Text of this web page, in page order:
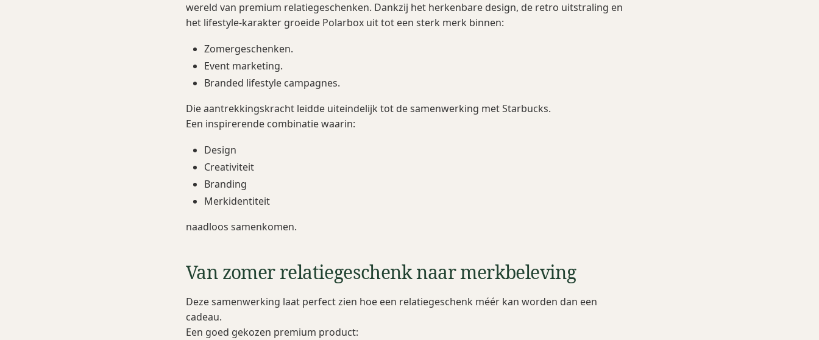
wereld van premium relatiegeschenken. Dankzij het herkenbare design, de retro uitstraling en
het lifestyle-karakter groeide Polarbox uit tot een sterk merk binnen:
Zomergeschenken.
Event marketing.
Branded lifestyle campagnes.
Die aantrekkingskracht leidde uiteindelijk tot de samenwerking met Starbucks.
Een inspirerende combinatie waarin:
Design
Creativiteit
Branding
Merkidentiteit
naadloos samenkomen.
Van zomer relatiegeschenk naar merkbeleving
Deze samenwerking laat perfect zien hoe een relatiegeschenk méér kan worden dan een
cadeau.
Een goed gekozen premium product: